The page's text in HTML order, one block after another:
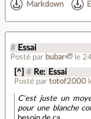
Markdown
# Essai
Posté par bubar🦥 le
[^] # Re: Essai
Posté partotof2000
C'est juste un
pour une blanche